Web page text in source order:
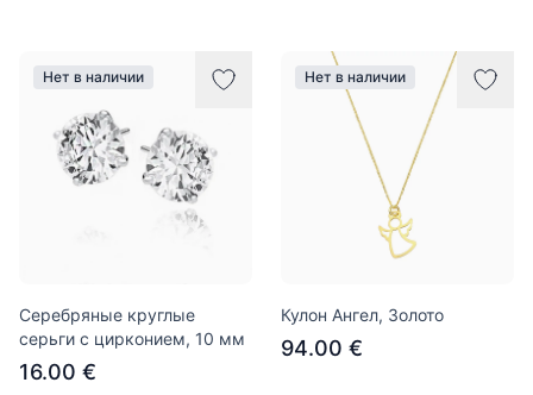
Нет в наличии
Серебряные круглые
серьги с цирконием, 10 мм
16.00 €
Нет в наличии
Кулон Ангел, Золото
94.00 €